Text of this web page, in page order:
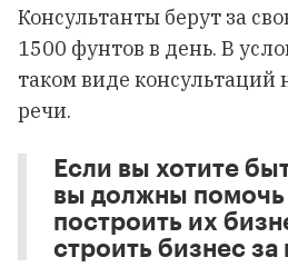
Консультанты берут за
1500 фунтов в день. В
таком виде консультаций
речи.
Если вы хотите
вы должны
построить их
строить бизнес за